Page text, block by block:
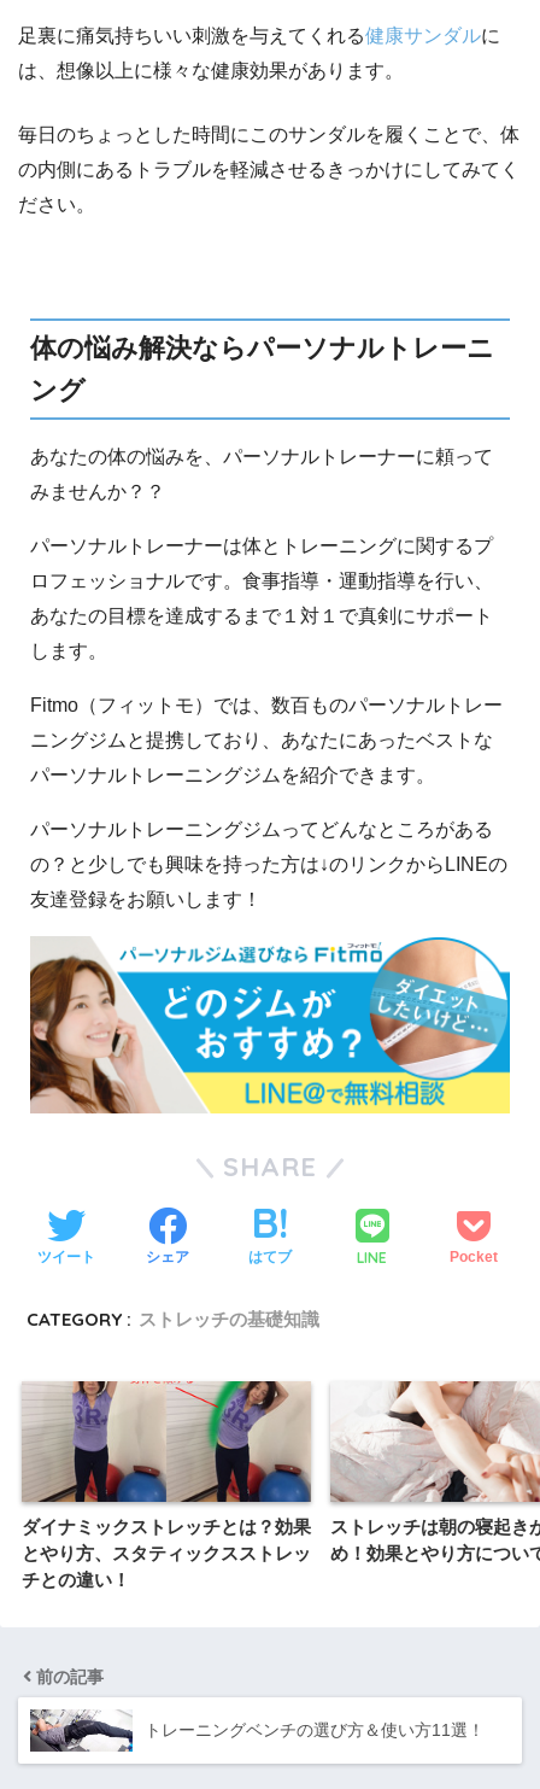
足裏に痛気持ちいい刺激を与えてくれる健康サンダルに
は、想像以上に様々な健康効果があります。
毎日のちょっとした時間にこのサンダルを履くことで、体
の内側にあるトラブルを軽減させるきっかけにしてみてく
ださい。
体の悩み解決ならパーソナルトレーニ
ング
あなたの体の悩みを、パーソナルトレーナーに頼って
みませんか？？
パーソナルトレーナーは体とトレーニングに関するプ
ロフェッショナルです。食事指導・運動指導を行い、
あなたの目標を達成するまで１対１で真剣にサポート
します。
Fitmo（フィットモ）では、数百ものパーソナルトレー
ニングジムと提携しており、あなたにあったベストな
パーソナルトレーニングジムを紹介できます。
パーソナルトレーニングジムってどんなところがある
の？と少しでも興味を持った方は↓のリンクからLINEの
友達登録をお願いします！
SHARE
ツイート シェア はてブ LINE Pocket
CATEGORY : ストレッチの基礎知識
ダイナミックストレッチとは？効果
とやり方、スタティックスストレッ
チとの違い！
ストレッチは朝の寝起き
め！効果とやり方につい
前の記事
トレーニングベンチの選び方＆使い方11選！